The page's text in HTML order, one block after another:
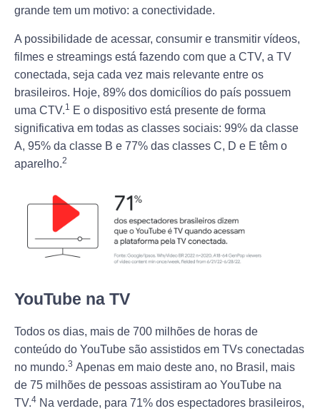
grande tem um motivo: a conectividade.
A possibilidade de acessar, consumir e transmitir vídeos,
filmes e streamings está fazendo com que a CTV, a TV
conectada, seja cada vez mais relevante entre os
brasileiros. Hoje, 89% dos domicílios do país possuem
uma CTV.1
E o dispositivo está presente de forma
significativa em todas as classes sociais: 99% da classe
A, 95% da classe B e 77% das classes C, D e E têm o
aparelho.2
YouTube na TV
Todos os dias, mais de 700 milhões de horas de
conteúdo do YouTube são assistidos em TVs conectadas
no mundo.3 Apenas em maio deste ano, no Brasil, mais
de 75 milhões de pessoas assistiram ao YouTube na
TV.4 Na verdade, para 71% dos espectadores brasileiros,